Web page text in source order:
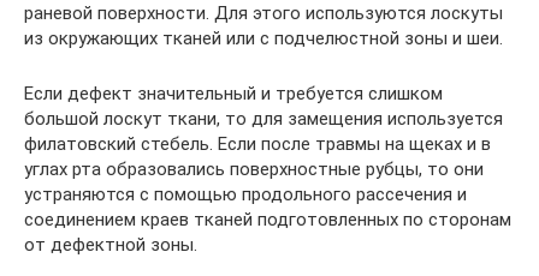
раневой поверхности. Для этого используются лоскуты
из окружающих тканей или с подчелюстной зоны и шеи.
Если дефект значительный и требуется слишком
большой лоскут ткани, то для замещения используется
филатовский стебель. Если после травмы на щеках и в
углах рта образовались поверхностные рубцы, то они
устраняются с помощью продольного рассечения и
соединением краев тканей подготовленных по сторонам
от дефектной зоны.